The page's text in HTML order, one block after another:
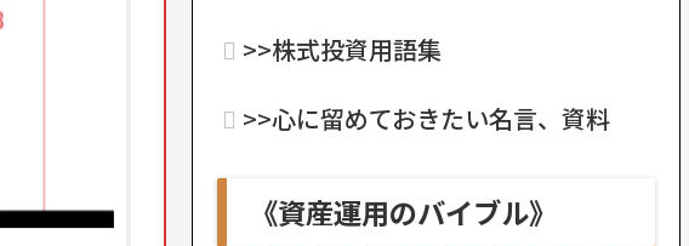
>>株式投資用語集
>>心に留めておきたい名言、資料
《資産運用のバイブル》